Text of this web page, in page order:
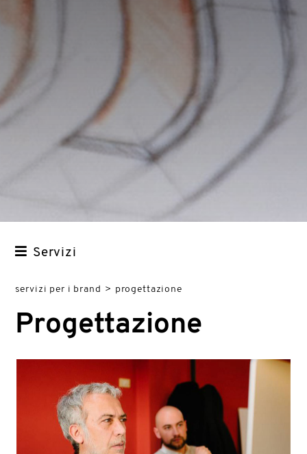
Servizi
STRATEGIA
POSIZIONAMENTO
RICERCA DEI PARTNER
COORDINAMENTO
STUDIO DELLE TENDENZE
RICERCA DEI MATERIALI
servizi per i brand > progettazione
Progettazione